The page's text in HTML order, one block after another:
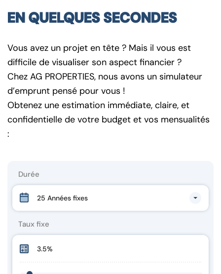
EN QUELQUES SECONDES
Vous avez un projet en tête ? Mais il vous est
difficile de visualiser son aspect financier ?
Chez AG PROPERTIES, nous avons un simulateur
d’emprunt pensé pour vous !
Obtenez une estimation immédiate, claire, et
confidentielle de votre budget et vos mensualités
:
Durée
25 Années fixes
Taux fixe